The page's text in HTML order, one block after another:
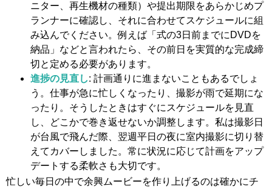
ニター、再生機材の種類）や提出期限をあらかじめプ
ランナーに確認し、それに合わせてスケジュールに組
み込んでください。例えば「式の3日前までにDVDを
納品」などと言われたら、その前日を実質的な完成締
切と定める必要があります。
進捗の見直し: 計画通りに進まないこともあるでしょ
う。仕事が急に忙しくなったり、撮影が雨で延期にな
ったり。そうしたときはすぐにスケジュールを見直
し、どこかで巻き返せないか調整します。私は撮影日
が台風で飛んだ際、翌週平日の夜に室内撮影に切り替
えてカバーしました。常に状況に応じて計画をアップ
デートする柔軟さも大切です。
忙しい毎日の中で余興ムービーを作り上げるのは確かにチ